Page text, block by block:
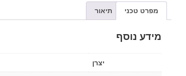
מפרט טכני תיאור
מידע נוסף
יצרן